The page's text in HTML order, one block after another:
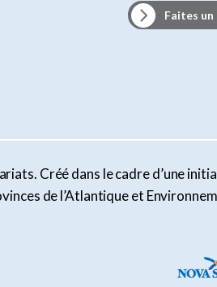
Faites
Créé dans le cadre d’une
de l’Atlantique et